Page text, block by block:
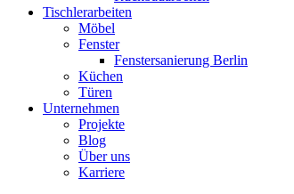
Tischlerarbeiten
Möbel
Fenster
Fenstersanierung Berlin
Küchen
Türen
Unternehmen
Projekte
Blog
Über uns
Karriere